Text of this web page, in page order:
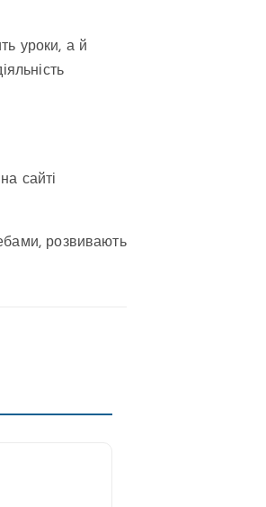
уроки, а й
сайті
розвивають